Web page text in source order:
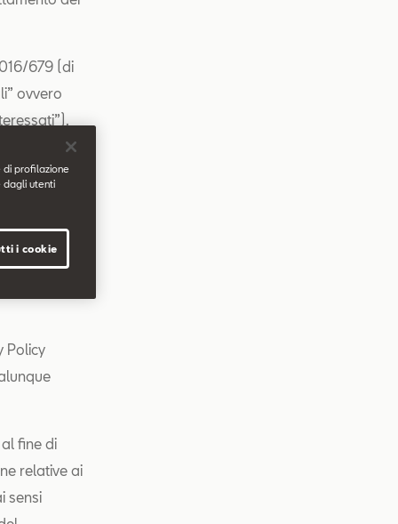
679 (di
ovvero
soggetta
del
siti web
Policy
fine di
relative ai
sensi
di profilazione
dagli utenti
i cookie